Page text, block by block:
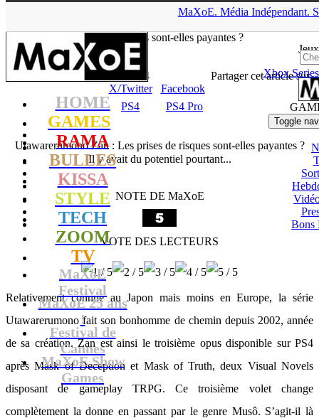
MaXoE. Média Indépendant.
HOME
GAMES
RAMA
BULLES
KISSA
STYLE
TECH
ZOOM
TV
MaXoE
Festival
MaXoE 25 ans
!
Festival de
Cannes
MaXoE Show
Games
Jeux
Xbox
Toggle
Bons
prises de risques sont-elles payantes ?
- 03.10.19, 19:24
Partager cet article sur
X/Twitter
Facebook
PS4
PS4 Pro
Utawarerumono Zan : Les prises de risques sont-elles payantes ?
Il y avait du potentiel pourtant...
NOTE DE MaXoE
VOTE DES LECTEURS
Relativement connue au Japon mais moins en Europe, la série
Utawarerumono fait son bonhomme de chemin depuis 2002, année
de sa création. Zan est ainsi le troisième opus disponible sur PS4
après Mask of Deception et Mask of Truth, deux Visual Novels
disposant de gameplay TRPG. Ce troisième volet change
complètement la donne en passant par le genre Musô. S’agit-il là